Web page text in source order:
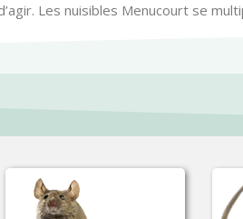
Les nuisibles Menucourt se